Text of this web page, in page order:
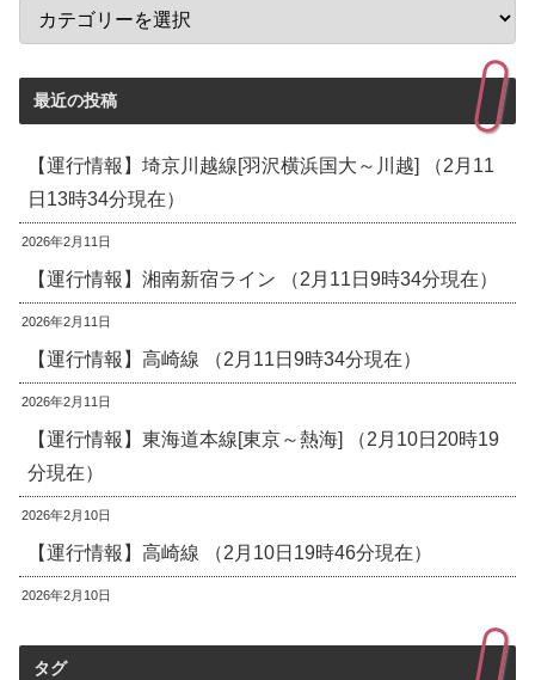
最近の投稿
【運行情報】埼京川越線[羽沢横浜国大～川越] （2月11
日13時34分現在）
2026年2月11日
【運行情報】湘南新宿ライン （2月11日9時34分現在）
2026年2月11日
【運行情報】高崎線 （2月11日9時34分現在）
2026年2月11日
【運行情報】東海道本線[東京～熱海] （2月10日20時19
分現在）
2026年2月10日
【運行情報】高崎線 （2月10日19時46分現在）
2026年2月10日
タグ